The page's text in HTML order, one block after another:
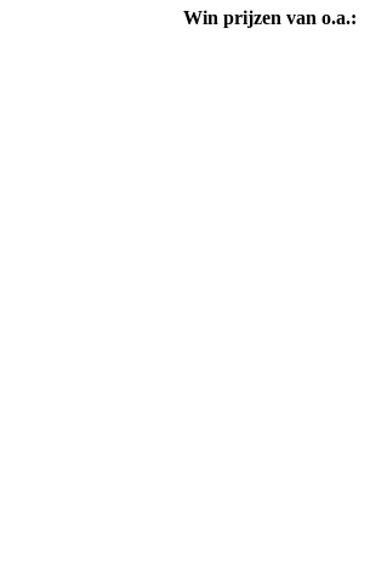
Win prijzen van o.a.: